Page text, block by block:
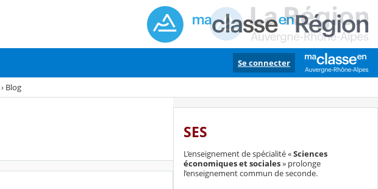
Se connecter
› Blog
SES
L’enseignement de spécialité «Sciences
économiques et sociales» prolonge
l’enseignement commun de seconde.